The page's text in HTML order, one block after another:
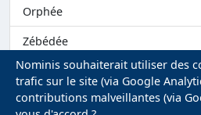
Orphée
Zébédée
Melvil
Matilin
Nominis souhaiterait utiliser des
trafic sur le site (via Google
contributions malveillantes (via